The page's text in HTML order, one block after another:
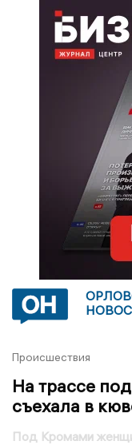
Происшествия
На трассе
съехала в
Под Кромами